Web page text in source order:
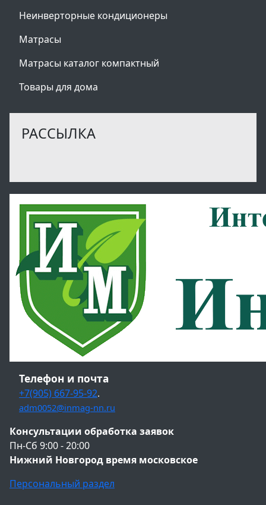
Неинверторные кондиционеры
Матрасы
Матрасы каталог компактный
Товары для дома
РАССЫЛКА
Телефон и почта
+7(905) 667-95-92.
adm0052@inmag-nn.ru
Консультации обработка заявок
Пн-Сб 9:00 - 20:00
Нижний Новгород время московское
Персональный раздел